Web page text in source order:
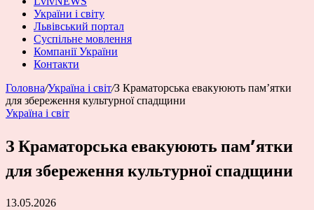
України і світу
Львівський портал
Суспільне мовлення
Компанії України
Контакти
Головна/Україна і світ/З Краматорська евакуюють пам’ятки
для збереження культурної спадщини
Україна і світ
З Краматорська евакуюють пам’ятки
для збереження культурної спадщини
13.05.2026